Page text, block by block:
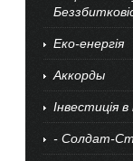
Еко-енергія
Аккорды
Інвестиція
- Солдат-